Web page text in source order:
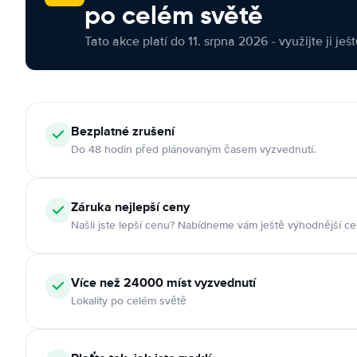
po celém světě
Tato akce platí do 11. srpna 2026 - využijte ji
Bezplatné zrušení
Do 48 hodin před plánovaným časem vyzvednutí.
Záruka nejlepší ceny
Našli jste lepší cenu? Nabídneme vám ještě výhodnější
Více než 24000 míst vyzvednutí
Lokality po celém světě